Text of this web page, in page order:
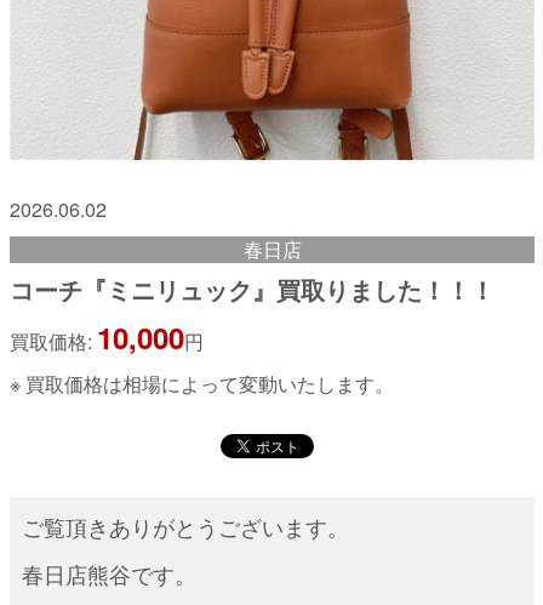
2026.06.02
春日店
コーチ『ミニリュック』買取りました！！！
買取価格: 10,000円
※ 買取価格は相場によって変動いたします。
ご覧頂きありがとうございます。
春日店熊谷です。